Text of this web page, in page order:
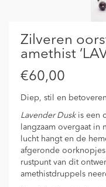
Zilveren
amethist
€60,00
Diep, stil en
Lavender Duskis een
langzaam overgaat in
lucht hangt en de
afgeronde
rustpunt van dit
amethistdruppels